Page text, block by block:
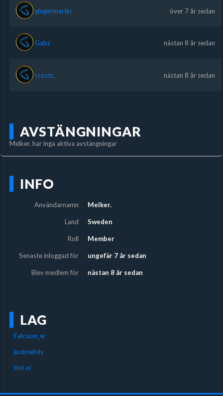
gingermartin över 7 år sedan
Gabz nästan 8 år sedan
crostz. nästan 8 år sedan
AVSTÄNGNINGAR
Melker. har inga aktiva avstängningar
INFO
Användarnamn Melker.
Land Sweden
Roll Member
Senaste inloggad för ungefär 7 år sedan
Blev medlem för nästan 8 år sedan
LAG
Falcoon_w
justmelols
Hoi oi